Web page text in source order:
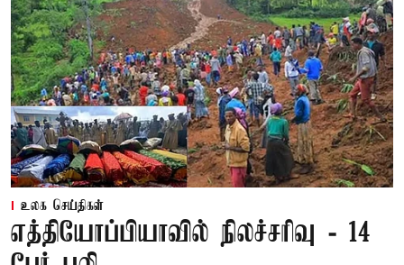
உலக செய்திகள்
எத்தியோப்பியாவில் நிலச்சரிவு - 14